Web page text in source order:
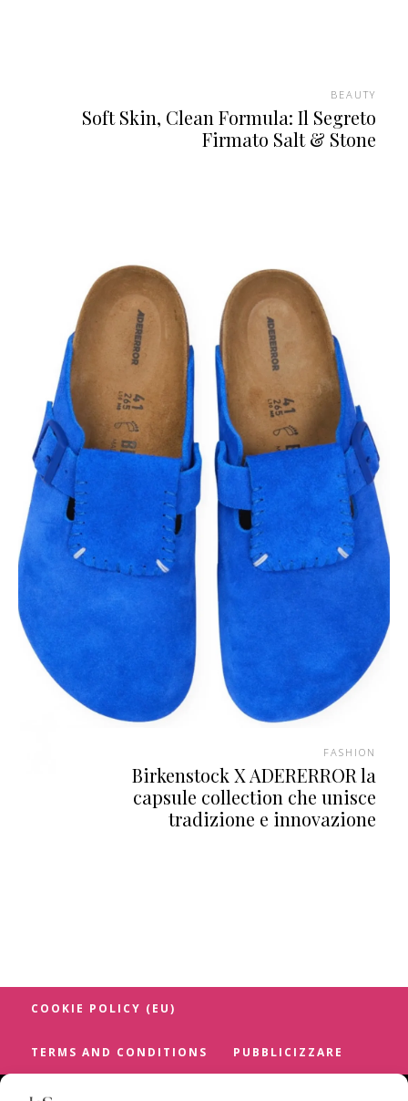
BEAUTY
Soft Skin, Clean Formula: Il Segreto
Firmato Salt & Stone
FASHION
Birkenstock X ADERERROR la
capsule collection che unisce
tradizione e innovazione
COOKIE POLICY (EU)
TERMS AND CONDITIONS PUBBLICIZZARE